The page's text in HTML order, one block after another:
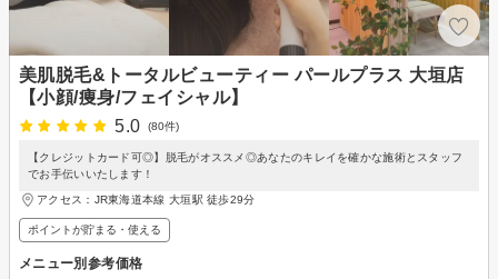
美肌脱毛&トータルビューティー パールプラス 大垣店
【小顔/痩身/フェイシャル】
5.0
(80件)
【クレジットカード可◎】脱毛がオススメ◎あなたのキレイを確かな施術とスタッフ
でお手伝いいたします！
アクセス：JR東海道本線 大垣駅 徒歩29分
ポイントが貯まる・使える
メニュー別参考価格